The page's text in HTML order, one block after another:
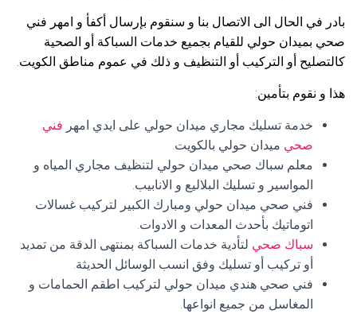
بادر في الحال الى الاتصال بنا و سنقوم بإرسال أكفأ و امهر فني
صحي بميدان حولي للقيام بجميع خدمات السباكة أو الصحية
كالتصليح أو التركيب أو التنظيف و ذلك في عموم مناطق الكويت.
هذا و نقوم بتأمين:
خدمة تسليك مجاري ميدان حولي على ايدي امهر فني
صحي ميدان حولي بالكويت.
معلم سباك صحي ميدان حولي لتنظيف مجاري المياه و
المواسير و تسليك البلاليع و الانابيب.
فني صحي ميدان حولي ومبارك الكبير لتركيب غسالات
اتوماتيك بأحدث المعدات و الادوات.
سباك صحي لتأدية خدمات السباكة بمنتهى الدقة من تمديد
أو تركيب أو تسليك وفق انسب الوسائل الحديثة.
فني صحي هندي ميدان حولي لتركيب اطقم الحمامات و
المغاسل من جميع انواعها.